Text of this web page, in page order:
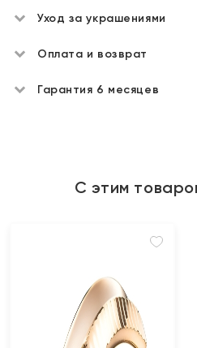
Уход за украшениями
Оплата и возврат
Гарантия 6 месяцев
С этим